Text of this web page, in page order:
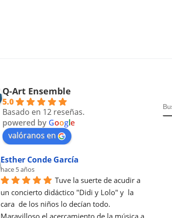
Q-Art Ensemble
5.0
Basado en 12 reseñas.
powered by Google
valóranos en
Esther Conde García
hace 5 años
Tuve la suerte de acudir a
un concierto didáctico "Didi y Lolo" y  la
cara  de los niños lo decían todo.